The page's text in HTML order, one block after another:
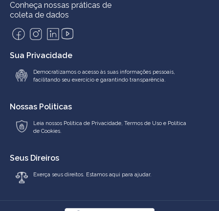
Conheça nossas práticas de
coleta de dados
Sua Privacidade
Democratizamos o acesso às suas informações pessoais,
facilitando seu exercício e garantindo transparência.
Nossas Politicas
Leia nossos Política de Privacidade,Termos de Uso e Política
de Cookies.
Seus Direiros
Exerça seus direitos. Estamos aqui para ajudar.